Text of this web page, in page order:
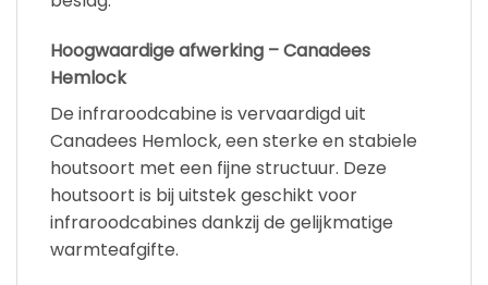
Hoogwaardige afwerking – Canadees
Hemlock
De infraroodcabine is vervaardigd uit
Canadees Hemlock, een sterke en stabiele
houtsoort met een fijne structuur. Deze
houtsoort is bij uitstek geschikt voor
infraroodcabines dankzij de gelijkmatige
warmteafgifte.